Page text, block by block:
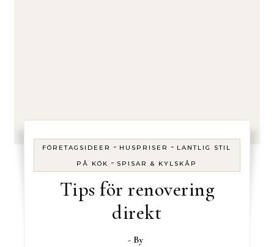
FÖRETAGSIDEER - HUSPRISER - LANTLIG STIL
PÅ KÖK - SPISAR & KYLSKÅP
Tips för renovering
direkt
- By